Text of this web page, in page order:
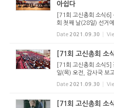
아쉽다
[71회 고신총회 소식6]
회 첫째 날(28일) 선거
드러났다. 총회를 개회
고가 있었다. 그런데 총
Date 2021.09.30
[71회 고신총회 소
[71회 고신총회 소식5]
일(목) 오전, 감사국 보
장 지원기 목사와 서기
뒤, 총대들의 발언이 이
Date 2021.09.30
[71회 고신총회 소